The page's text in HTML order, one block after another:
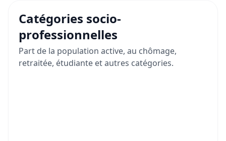
Catégories socio-
professionnelles
Part de la population active, au chômage,
retraitée, étudiante et autres catégories.